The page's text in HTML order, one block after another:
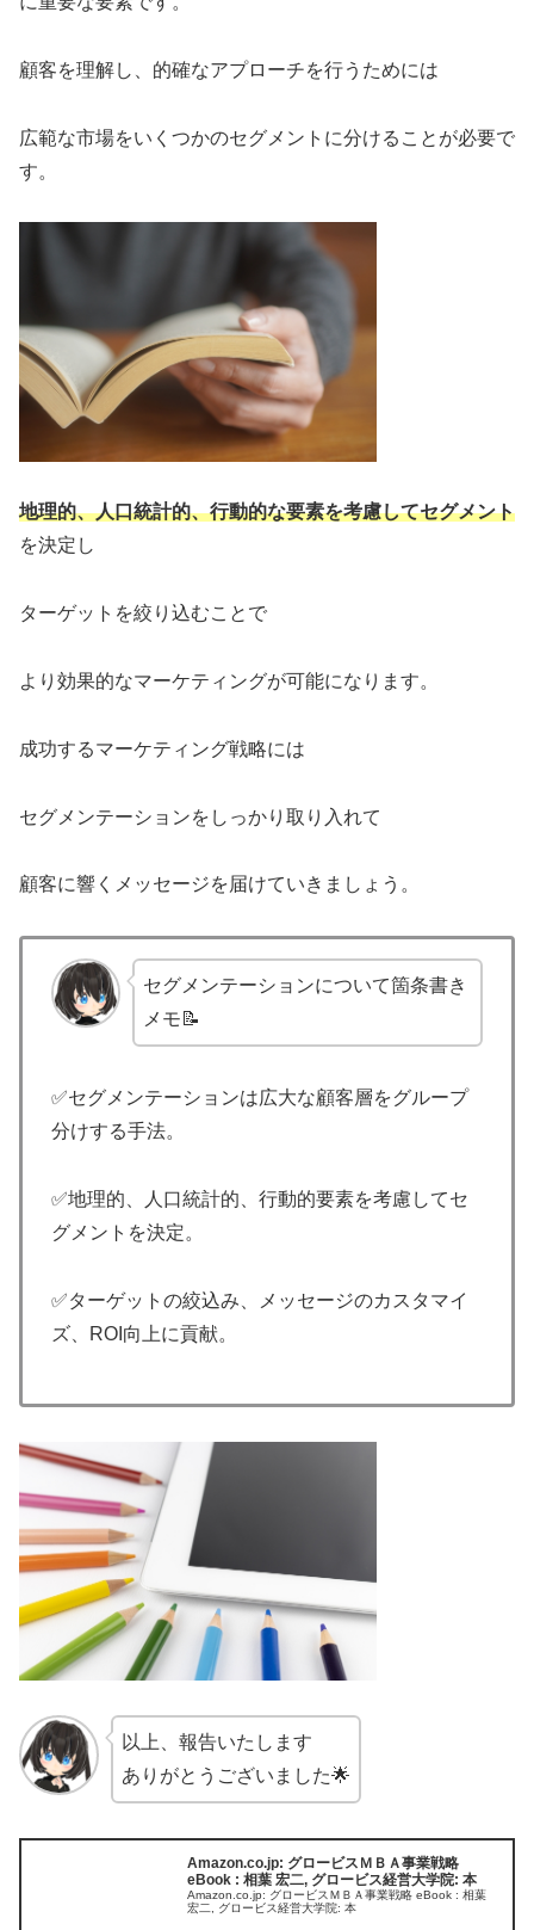
顧客を理解し、的確なアプローチを行うためには
広範な市場をいくつかのセグメントに分けることが必要で
す。
地理的、人口統計的、行動的な要素を考慮してセグメント
を決定し
ターゲットを絞り込むことで
より効果的なマーケティングが可能になります。
成功するマーケティング戦略には
セグメンテーションをしっかり取り入れて
顧客に響くメッセージを届けていきましょう。
セグメンテーションについて箇条書き
メモ📝
✅セグメンテーションは広大な顧客層をグループ
分けする手法。
✅地理的、人口統計的、行動的要素を考慮してセ
グメントを決定。
✅ターゲットの絞込み、メッセージのカスタマイ
ズ、ROI向上に貢献。
以上、報告いたします
ありがとうございました🌟
Amazon.co.jp: グロービスＭＢＡ事業戦略
eBook : 相葉 宏二, グロービス経営大学院: 本
Amazon.co.jp: グロービスＭＢＡ事業戦略 eBook : 相葉
宏二, グロービス経営大学院: 本